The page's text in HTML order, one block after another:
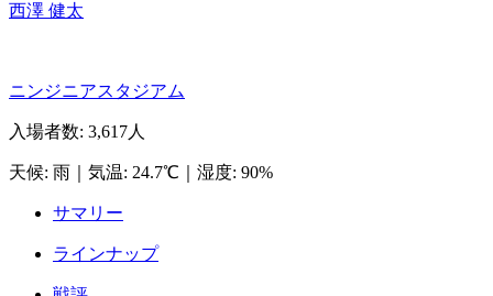
西澤 健太
ニンジニアスタジアム
入場者数: 3,617人
天候: 雨 気温: 24.7℃ 湿度: 90%
サマリー
ラインナップ